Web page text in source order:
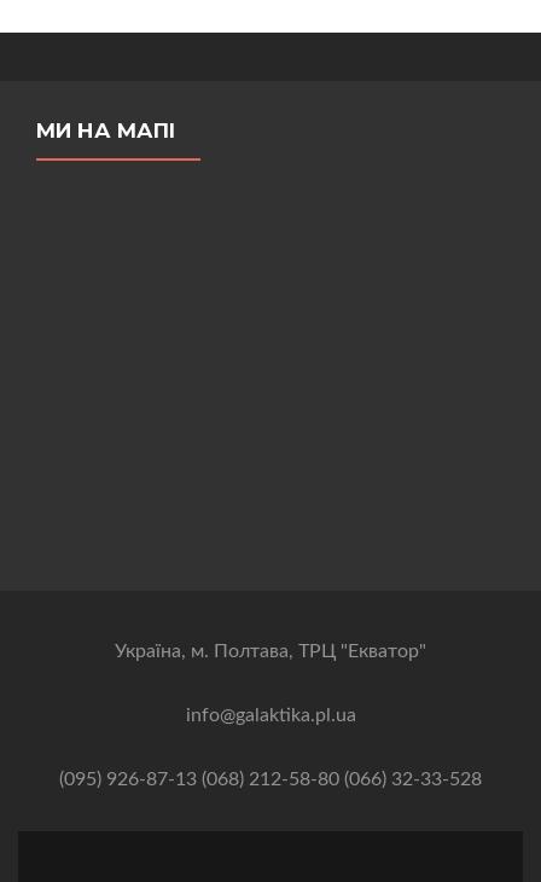
МИ НА МАПІ
Українa, м. Полтава, ТРЦ "Екватор"
info@galaktika.pl.ua
(095) 926-87-13 (068) 212-58-80 (066) 32-33-528